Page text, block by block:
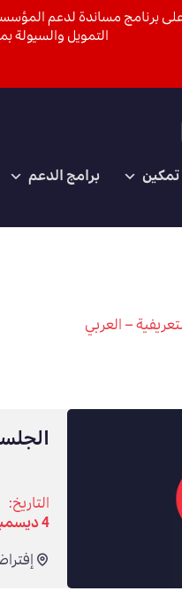
برامج الدعم
– العربي
التاريخ:
4 ديسمبر, 10:00 - 11:00
برنامج مساندة لدعم
التمويل والسيولة